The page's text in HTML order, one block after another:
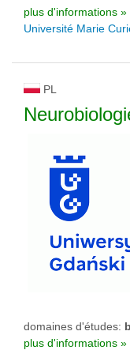
plus d'informations »
Université Marie
PL
domaines d'études:
plus d'informations »